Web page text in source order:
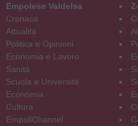
Empolese Valdelsa
Cronaca
Attualità
Politica e Opinioni
Economia e Lavoro
Sanità
Scuola e Università
Economia
Cultura
EmpoliChannel